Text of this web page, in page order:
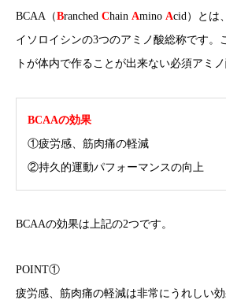
BCAA（Branched Chain Amino Acid）とは
イソロイシンの3つのアミノ酸総称です。
トが体内で作ることが出来ない必須アミ
BCAAの効果
①疲労感、筋肉痛の軽減
②持久的運動パフォーマンスの向上
BCAAの効果は上記の2つです。
POINT①
疲労感、筋肉痛の軽減は非常にうれしい